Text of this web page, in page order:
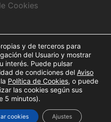
Cookies
derechos reservados
y de terceros para
del Usuario y mostrar
interés. Puede pulsar
de condiciones del Aviso
Política de Cookies, o puede
las cookies según sus
5 minutos).
cookies Ajustes